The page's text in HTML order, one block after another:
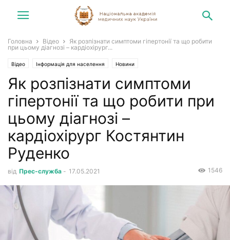
Головна Відео
Як розпізнати симптоми гіпертонії та що робити
при цьому діагнозі – кардіохірург...
Відео Інформація для населення Новини
Як розпізнати симптоми
гіпертонії та що робити при
цьому діагнозі –
кардіохірург Костянтин
Руденко
від Прес-служба - 17.05.2021 1546